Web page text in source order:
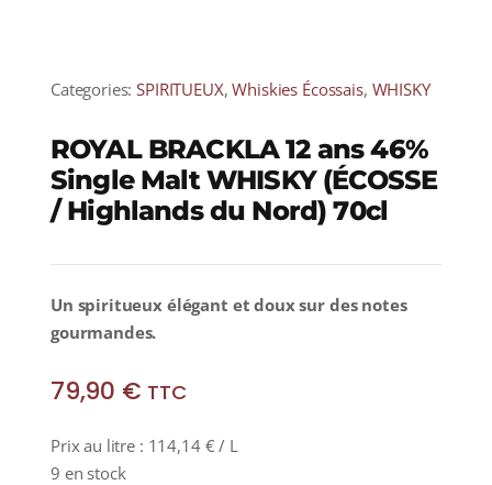
Categories:SPIRITUEUX,Whiskies Écossais, WHISKY
ROYAL BRACKLA 12 ans 46%
Single Malt WHISKY (ÉCOSSE
/ Highlands du Nord) 70cl
Un spiritueux élégant et doux sur des notes
gourmandes.
79,90 € TTC
Prix au litre : 114,14 € / L
9 en stock